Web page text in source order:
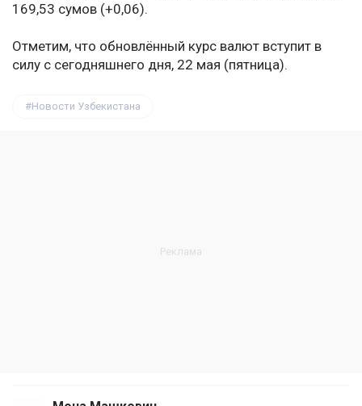
169,53 сумов (+0,06).
Отметим, что обновлённый курс валют вступит в
силу с сегодняшнего дня, 22 мая (пятница).
Новости Узбекистана